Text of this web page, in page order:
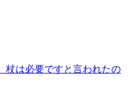
杖は必要ですと言われたの